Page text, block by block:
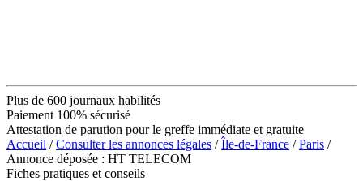
Plus de 600 journaux habilités
Paiement 100% sécurisé
Attestation de parution pour le greffe immédiate et gratuite
Accueil /Consulter les annonces légales /Île-de-France /Paris /
Annonce déposée : HT TELECOM
Fiches pratiques et conseils